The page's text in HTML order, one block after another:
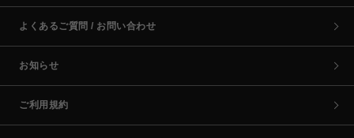
よくあるご質問 / お問い合わせ
お知らせ
ご利用規約